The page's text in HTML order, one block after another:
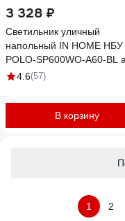
3 328 ₽
Светильник уличный
напольный IN HOME НБУ
POLO-SP600WO-A60-BL
под А60 Е27 600мм с
4.6(57)
В корзину
1 2